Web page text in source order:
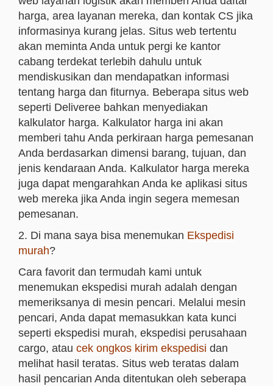
harga, area layanan mereka, dan kontak CS jika
informasinya kurang jelas. Situs web tertentu
akan meminta Anda untuk pergi ke kantor
cabang terdekat terlebih dahulu untuk
mendiskusikan dan mendapatkan informasi
tentang harga dan fiturnya. Beberapa situs web
seperti Deliveree bahkan menyediakan
kalkulator harga. Kalkulator harga ini akan
memberi tahu Anda perkiraan harga pemesanan
Anda berdasarkan dimensi barang, tujuan, dan
jenis kendaraan Anda. Kalkulator harga mereka
juga dapat mengarahkan Anda ke aplikasi situs
web mereka jika Anda ingin segera memesan
pemesanan.
2. Di mana saya bisa menemukan Ekspedisi
murah?
Cara favorit dan termudah kami untuk
menemukan ekspedisi murah adalah dengan
memeriksanya di mesin pencari. Melalui mesin
pencari, Anda dapat memasukkan kata kunci
seperti ekspedisi murah, ekspedisi perusahaan
cargo, atau cek ongkos kirim ekspedisi dan
melihat hasil teratas. Situs web teratas dalam
hasil pencarian Anda ditentukan oleh seberapa